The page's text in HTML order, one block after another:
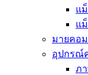
แ
แ
มายคอม
อุปกรณ์
ภ